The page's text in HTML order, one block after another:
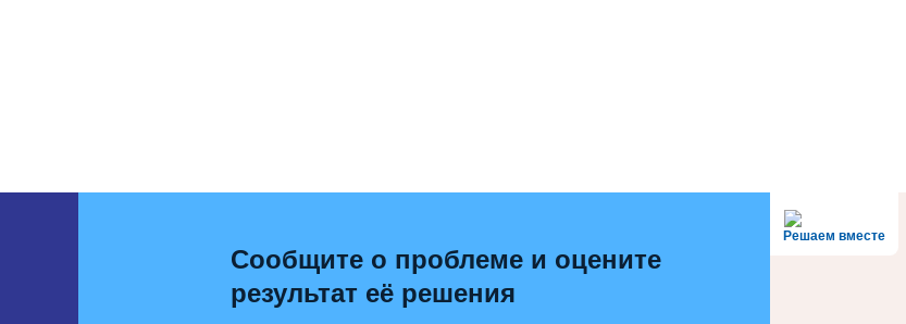
Решаем вместе
Сообщите о проблеме и оцените
результат её решения